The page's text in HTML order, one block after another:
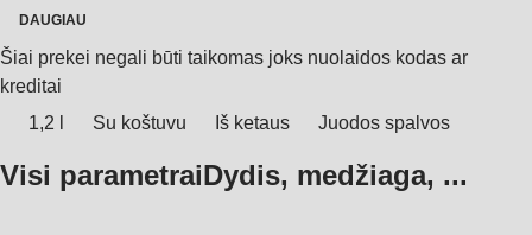
DAUGIAU
Šiai prekei negali būti taikomas joks nuolaidos kodas ar
kreditai
1,2 l
Su koštuvu Iš ketaus Juodos spalvos
Visi parametraiDydis, medžiaga, ...